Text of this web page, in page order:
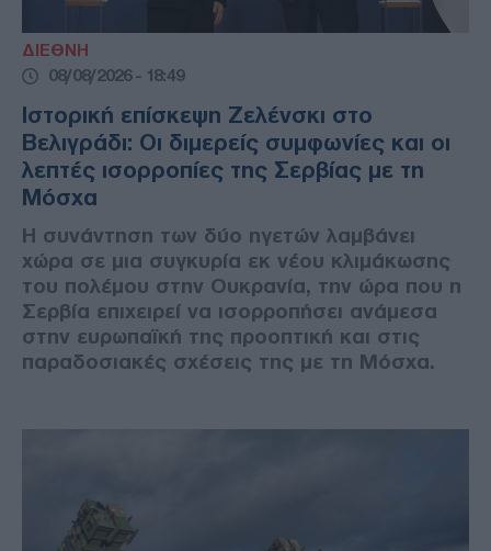
ΔΙΕΘΝΗ
08/08/2026 - 18:49
Ιστορική επίσκεψη Ζελένσκι στο
Βελιγράδι: Οι διμερείς συμφωνίες και οι
λεπτές ισορροπίες της Σερβίας με τη
Μόσχα
Η συνάντηση των δύο ηγετών λαμβάνει
χώρα σε μια συγκυρία εκ νέου κλιμάκωσης
του πολέμου στην Ουκρανία, την ώρα που η
Σερβία επιχειρεί να ισορροπήσει ανάμεσα
στην ευρωπαϊκή της προοπτική και στις
παραδοσιακές σχέσεις της με τη Μόσχα.